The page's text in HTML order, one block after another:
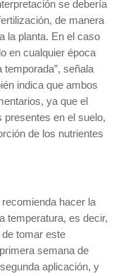
se debería
de manera
la planta. En el caso
en cualquier época
temporada”, señala
indica que ambos
ya que el
presentes en el suelo,
de los nutrientes
hacer la
temperatura, es decir,
tomar este
semana de
aplicación, y